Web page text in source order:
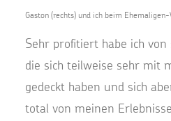
Gaston (rechts) und ich beim
Sehr profitiert habe ich
die sich teilweise sehr mit
gedeckt haben und sich
total von meinen